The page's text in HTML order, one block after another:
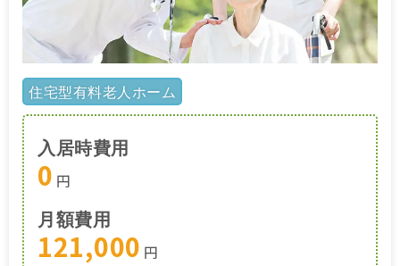
住宅型有料老人ホーム
入居時費用
0 円
月額費用
121,000 円